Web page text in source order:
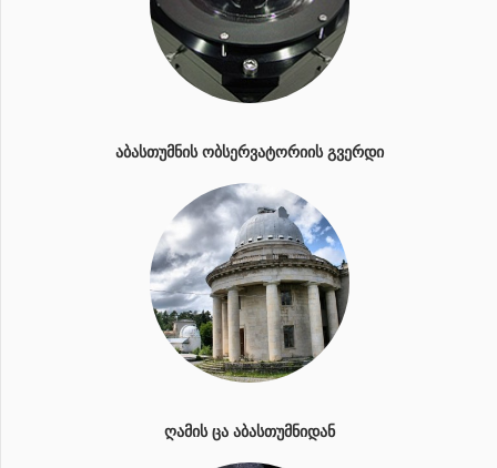
ᲐᲑᲐᲡᲗᲣᲛᲜᲘᲡ ᲝᲑᲡᲔᲠᲕᲐᲢᲝᲠᲘᲘᲡ ᲒᲕᲔᲠᲓᲘ
ᲦᲐᲛᲘᲡ ᲪᲐ ᲐᲑᲐᲡᲗᲣᲛᲜᲘᲓᲐᲜ